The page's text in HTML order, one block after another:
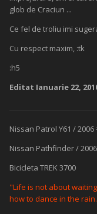
glob de Craciun ...
Ce fel de troliu imi
Cu respect maxim, :tk
:h5
Editat Ianuarie 22,
Nissan Patrol Y61 /
Nissan Pathfinder / 2006
Bicicleta TREK 3700
"Life is not about
how to dance in the